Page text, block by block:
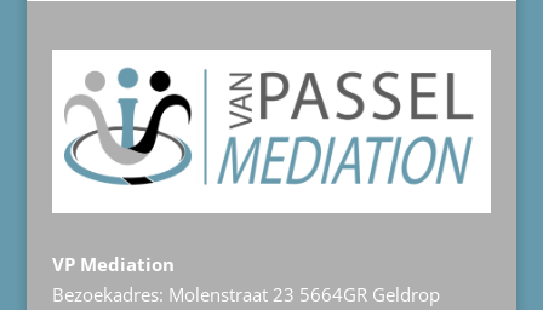
VP Mediation
Bezoekadres: Molenstraat 23 5664GR Geldrop